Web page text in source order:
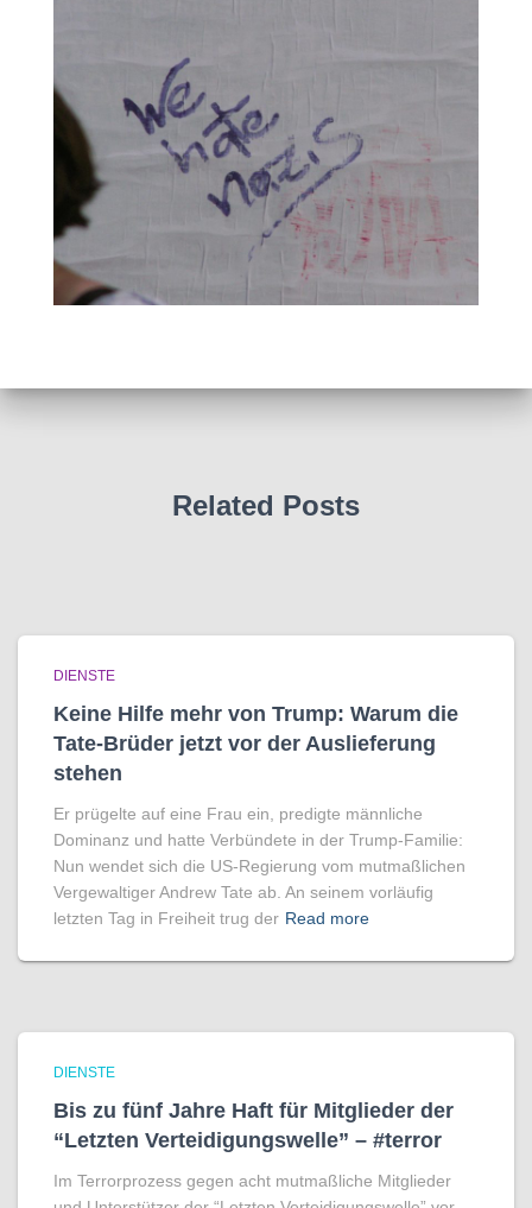
Related Posts
DIENSTE
Keine Hilfe mehr von Trump: Warum die
Tate-Brüder jetzt vor der Auslieferung
stehen
Er prügelte auf eine Frau ein, predigte männliche
Dominanz und hatte Verbündete in der Trump-Familie:
Nun wendet sich die US-Regierung vom mutmaßlichen
Vergewaltiger Andrew Tate ab. An seinem vorläufig
letzten Tag in Freiheit trug der Read more
DIENSTE
Bis zu fünf Jahre Haft für Mitglieder der
“Letzten Verteidigungswelle” – #terror
Im Terrorprozess gegen acht mutmaßliche Mitglieder